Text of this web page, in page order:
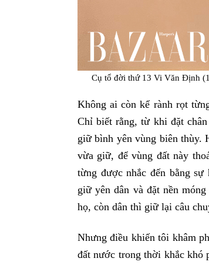
Cụ tổ đời thứ 13 Vi Văn Định
Không ai còn kể rành rọt
Chỉ biết rằng, từ khi đặt
giữ bình yên vùng biên thùy.
vừa giữ, để vùng đất này
từng được nhắc đến bằng
giữ yên dân và đặt nền
họ, còn dân thì giữ lại câu
Nhưng điều khiến tôi khâm
đất nước trong thời khắc khó